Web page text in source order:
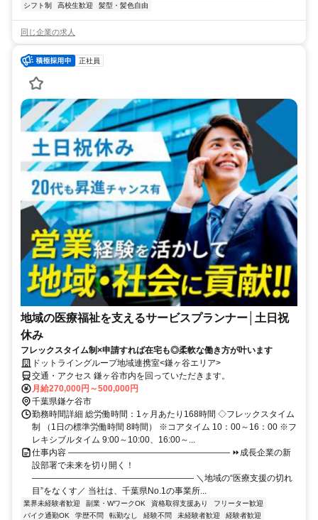
シフト制
高校生歓迎 髪型・髪色自由
同じ企業の求人
正社員
地域の医療福祉を支えるサービスプランナー│土日祝
休み
フレックスタイム制×申請すれば在宅も◎柔軟な働き方が叶います
ドットライングループ地域連携室<鎌ヶ谷エリア>
交通・アクセス 鎌ヶ谷市内を回っていただきます。
月給270,000円～500,000円
千葉県鎌ケ谷市
勤務時間詳細 総労働時間：1ヶ月あたり168時間 ◇フレックスタイム
制 （1日の標準労働時間 8時間） ※コアタイム 10：00～16：00 ※フ
レキシブルタイム 9:00～10:00、16:00～...
仕事内容 ――――――――――――――――――― ⏩成長企業の新
設部署で未来を切り開く！
――――――――――――――――――― ＼地域の“医療支援の切れ
目”をなくす／ 当社は、千葉県No.1の事業所...
業界未経験者歓迎 副業・WワークOK 資格取得支援あり
フリーター歓迎
バイク通勤OK
学歴不問 転勤なし 経験不問 未経験者歓迎 経験者歓迎